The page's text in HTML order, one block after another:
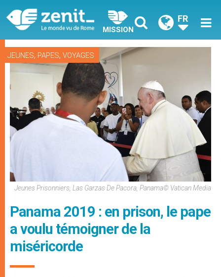
MISSION
FR
JEUNES, PAPES, VOYAGES
Jeunes Prisonniers, Las Garzas De Pacora, Panama© Vatican Media
Panama 2019 : en prison, le pape
a voulu témoigner de la
miséricorde